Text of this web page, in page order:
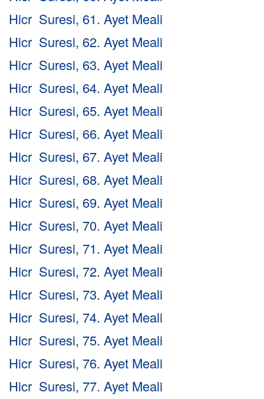
Hicr Suresi, 61. Ayet Meali
Hicr Suresi, 62. Ayet Meali
Hicr Suresi, 63. Ayet Meali
Hicr Suresi, 64. Ayet Meali
Hicr Suresi, 65. Ayet Meali
Hicr Suresi, 66. Ayet Meali
Hicr Suresi, 67. Ayet Meali
Hicr Suresi, 68. Ayet Meali
Hicr Suresi, 69. Ayet Meali
Hicr Suresi, 70. Ayet Meali
Hicr Suresi, 71. Ayet Meali
Hicr Suresi, 72. Ayet Meali
Hicr Suresi, 73. Ayet Meali
Hicr Suresi, 74. Ayet Meali
Hicr Suresi, 75. Ayet Meali
Hicr Suresi, 76. Ayet Meali
Hicr Suresi, 77. Ayet Meali